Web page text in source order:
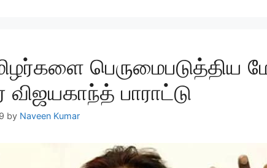
பெருமைபடுத்திய
பாராட்டு
by Naveen Kumar